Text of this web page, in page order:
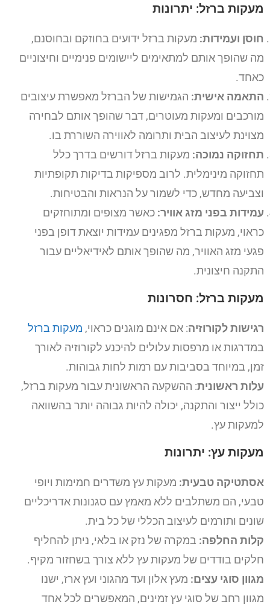
מעקות ברזל: יתרונות
חוסן ועמידות: מעקות ברזל ידועים בחוזקם ובחוסנם,
מה שהופך אותם למתאימים ליישומים פנימיים וחיצוניים
כאחד.
התאמה אישית: הגמישות של הברזל מאפשרת עיצובים
מורכבים ומעקות מעוטרים, דבר שהופך אותם לבחירה
מצוינת לעיצוב הבית ותרומה לאווירה השוררת בו.
תחזוקה נמוכה: מעקות ברזל דורשים בדרך כלל
תחזוקה מינימלית. לרוב מספיקות בדיקות תקופתיות
וצביעה מחדש, כדי לשמור על הנראות והבטיחות.
עמידות בפני מזג אוויר: כאשר מצופים ומתוחזקים
כראוי, מעקות ברזל מפגינים עמידות יוצאת דופן בפני
פגעי מזג האוויר, מה שהופך אותם לאידיאליים עבור
התקנה חיצונית.
מעקות ברזל: חסרונות
רגישות לקורוזיה: אם אינם מוגנים כראוי, מעקות ברזל
במדרגות או מרפסות עלולים להיכנע לקורוזיה לאורך
זמן, במיוחד בסביבות עם רמות לחות גבוהות.
עלות ראשונית: ההשקעה הראשונית עבור מעקות ברזל,
כולל ייצור והתקנה, יכולה להיות גבוהה יותר בהשוואה
למעקות עץ.
מעקות עץ: יתרונות
אסתטיקה טבעית: מעקות עץ משדרים חמימות ויופי
טבעי, הם משתלבים ללא מאמץ עם סגנונות אדריכליים
שונים ותורמים לעיצוב הכללי של כל בית.
קלות החלפה: במקרה של נזק או בלאי, ניתן להחליף
חלקים בודדים של מעקות עץ ללא צורך בשחזור מקיף.
מגוון סוגי עצים: מעץ אלון ועד מהגוני ועץ ארז, ישנו
מגוון רחב של סוגי עץ זמינים, המאפשרים לכל אחד